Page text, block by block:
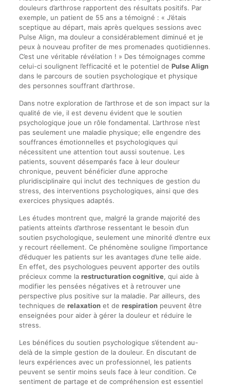
douleurs d’arthrose rapportent des résultats positifs. Par
exemple, un patient de 55 ans a témoigné : « J’étais
sceptique au départ, mais après quelques sessions avec
Pulse Align, ma douleur a considérablement diminué et je
peux à nouveau profiter de mes promenades quotidiennes.
C’est une véritable révélation ! » Des témoignages comme
celui-ci soulignent l’efficacité et le potentiel de Pulse Align
dans le parcours de soutien psychologique et physique
des personnes souffrant d’arthrose.
Dans notre exploration de l’arthrose et de son impact sur la
qualité de vie, il est devenu évident que le soutien
psychologique joue un rôle fondamental. L’arthrose n’est
pas seulement une maladie physique; elle engendre des
souffrances émotionnelles et psychologiques qui
nécessitent une attention tout aussi soutenue. Les
patients, souvent désemparés face à leur douleur
chronique, peuvent bénéficier d’une approche
pluridisciplinaire qui inclut des techniques de gestion du
stress, des interventions psychologiques, ainsi que des
exercices physiques adaptés.
Les études montrent que, malgré la grande majorité des
patients atteints d’arthrose ressentant le besoin d’un
soutien psychologique, seulement une minorité d’entre eux
y recourt réellement. Ce phénomène souligne l’importance
d’éduquer les patients sur les avantages d’une telle aide.
En effet, des psychologues peuvent apporter des outils
précieux comme la restructuration cognitive, qui aide à
modifier les pensées négatives et à retrouver une
perspective plus positive sur la maladie. Par ailleurs, des
techniques de relaxationet de respirationpeuvent être
enseignées pour aider à gérer la douleur et réduire le
stress.
Les bénéfices du soutien psychologique s’étendent au-
delà de la simple gestion de la douleur. En discutant de
leurs expériences avec un professionnel, les patients
peuvent se sentir moins seuls face à leur condition. Ce
sentiment de partage et de compréhension est essentiel